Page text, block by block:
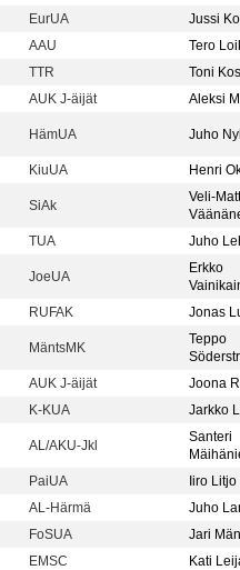
EurUA
Jussi
AAU
Tero
TTR
Toni
AUK J-äijät Aleksi
HämUA Juho
KiuUA Henri
SiAk
Veli-
TUA Juho
JoeUA
Erkko
RUFAK Jonas
MäntsMK
Teppo
AUK J-äijät
Joona
K-KUA Jarkko
AL/AKU-Jkl
Santeri
PaiUA
Iiro Litjo
AL-Härmä
Juho
FoSUA
Jari
EMSC Kati